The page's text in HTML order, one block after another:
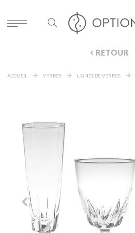
RETOUR
ACCUEIL VERRES LIGNES DE VERRES